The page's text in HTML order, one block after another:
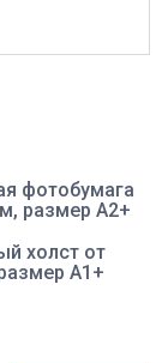
фотобумага
размер A2+
холст от
A1+